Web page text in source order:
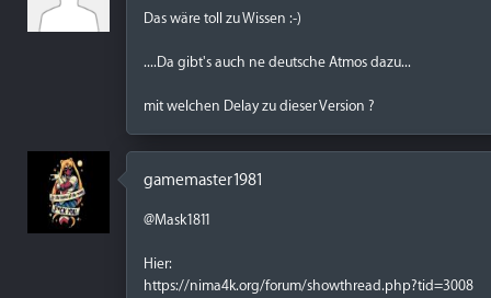
Das wäre toll zu Wissen :-)
....Da gibt's auch ne deutsche Atmos dazu...
mit welchen Delay zu dieser Version ?
gamemaster1981
@Mask1811
Hier:
https://nima4k.org/forum/showthread.php?tid=3008